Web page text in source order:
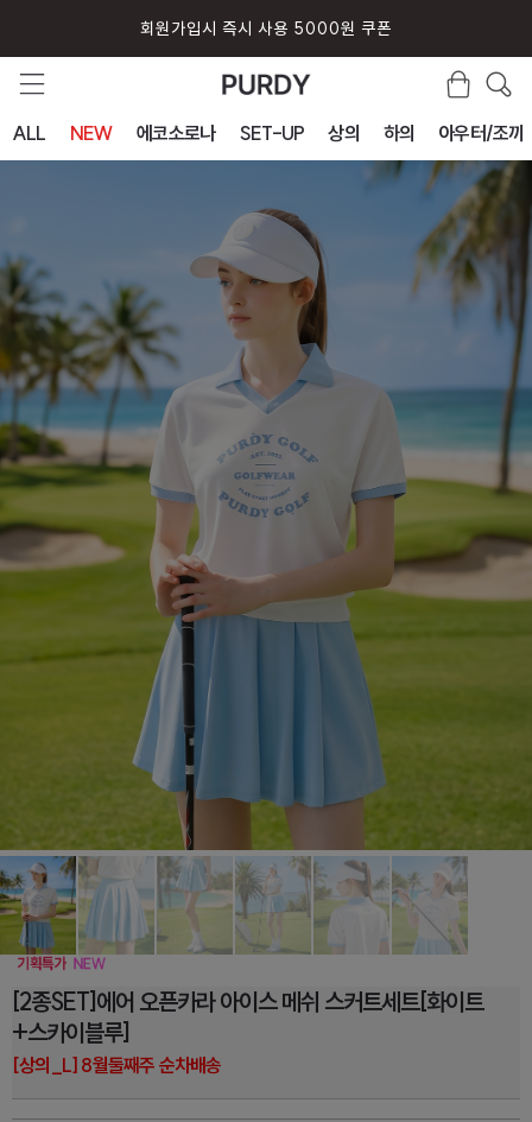
퍼디 앱 설치시 10% 할인 쿠폰
ALL NEW 에코소로나 SET-UP 상의 하의 아우터/조끼
[2종SET]에어 오픈카라 아이스 메쉬 스커트세트[화이트
+스카이블루]
[상의_L] 8월둘째주 순차배송